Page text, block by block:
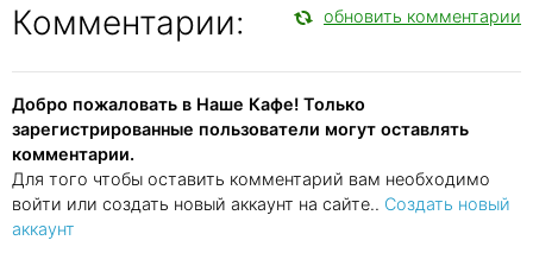
Комментарии: обновить комментарии
Добро пожаловать в Наше Кафе! Только
зарегистрированные пользователи могут оставлять
комментарии.
Для того чтобы оставить комментарий вам необходимо
войти или создать новый аккаунт на сайте.. Создать новый
аккаунт